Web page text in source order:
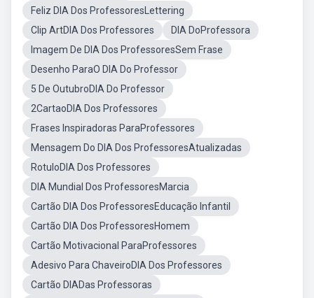
Feliz DIA Dos ProfessoresLettering
Clip ArtDIA Dos Professores
DIA DoProfessora
Imagem De DIA Dos ProfessoresSem Frase
Desenho ParaO DIA Do Professor
5 De OutubroDIA Do Professor
2CartaoDIA Dos Professores
Frases Inspiradoras ParaProfessores
Mensagem Do DIA Dos ProfessoresAtualizadas
RotuloDIA Dos Professores
DIA Mundial Dos ProfessoresMarcia
Cartão DIA Dos ProfessoresEducação Infantil
Cartão DIA Dos ProfessoresHomem
Cartão Motivacional ParaProfessores
Adesivo Para ChaveiroDIA Dos Professores
Cartão DIADas Professoras